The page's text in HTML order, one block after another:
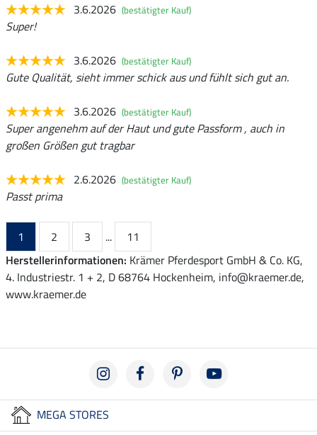
3.6.2026 (bestätigter Kauf)
Super!
3.6.2026 (bestätigter Kauf)
Gute Qualität, sieht immer schick aus und fühlt sich gut an.
3.6.2026 (bestätigter Kauf)
Super angenehm auf der Haut und gute Passform , auch in
großen Größen gut tragbar
2.6.2026 (bestätigter Kauf)
Passt prima
1 2 3 ...
11
Herstellerinformationen: Krämer Pferdesport GmbH & Co. KG,
4. Industriestr. 1 + 2, D 68764 Hockenheim, info@kraemer.de,
www.kraemer.de
MEGA STORES